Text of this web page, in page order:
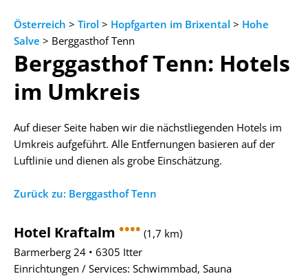
Österreich > Tirol > Hopfgarten im Brixental > Hohe
Salve > Berggasthof Tenn
Berggasthof Tenn: Hotels
im Umkreis
Auf dieser Seite haben wir die nächstliegenden Hotels im
Umkreis aufgeführt. Alle Entfernungen basieren auf der
Luftlinie und dienen als grobe Einschätzung.
Zurück zu: Berggasthof Tenn
Hotel Kraftalm •••• (1,7 km)
Barmerberg 24 • 6305 Itter
Einrichtungen / Services: Schwimmbad, Sauna